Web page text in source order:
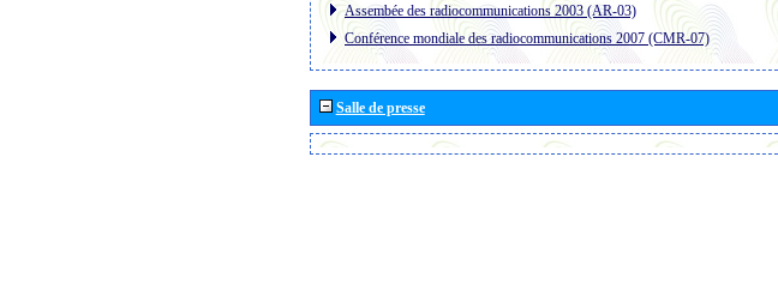
Assembée des radiocommunications 2003 (AR-03)
Conférence mondiale des radiocommunications 2007 (CMR-07)
Salle de presse